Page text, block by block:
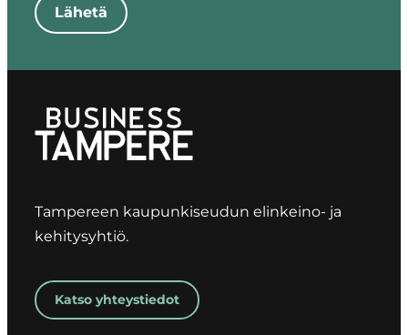
Lähetä
Tampereen kaupunkiseudun elinkeino- ja
kehitysyhtiö.
Katso yhteystiedot